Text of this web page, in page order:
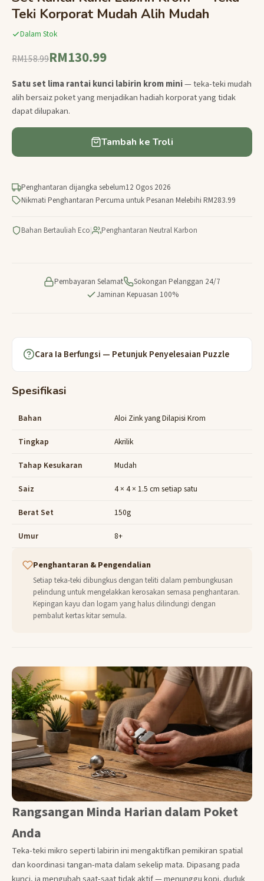
Teki Korporat Mudah Alih Mudah
Dalam Stok
RM158.99RM130.99
Satu set lima rantai kunci labirin krom mini— teka-teki mudah
alih bersaiz poket yang menjadikan hadiah korporat yang tidak
dapat dilupakan.
Tambah ke Troli
Penghantaran dijangka sebelum12 Ogos 2026
Nikmati Penghantaran Percuma untuk Pesanan Melebihi RM283.99
Bahan Bertauliah Eco| Penghantaran Neutral Karbon
Pembayaran Selamat
Sokongan Pelanggan 24/7
Jaminan Kepuasan 100%
Cara Ia Berfungsi — Petunjuk Penyelesaian Puzzle
Spesifikasi
Bahan Aloi Zink yang Dilapisi Krom
Tingkap Akrilik
Tahap Kesukaran Mudah
Saiz 4 × 4 × 1.5 cm setiap satu
Berat Set 150g
Umur 8+
Penghantaran & Pengendalian
Setiap teka-teki dibungkus dengan teliti dalam pembungkusan
pelindung untuk mengelakkan kerosakan semasa penghantaran.
Kepingan kayu dan logam yang halus dilindungi dengan
pembalut kertas kitar semula.
Rangsangan Minda Harian dalam Poket
Anda
Teka-teki mikro seperti labirin ini mengaktifkan pemikiran spatial
dan koordinasi tangan-mata dalam sekelip mata. Dipasang pada